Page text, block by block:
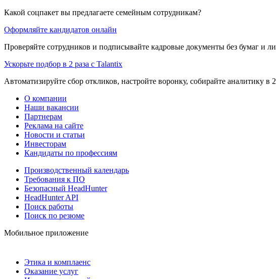
Какой соцпакет вы предлагаете семейным сотрудникам?
Оформляйте кандидатов онлайн
Проверяйте сотрудников и подписывайте кадровые документы без бумаг и
Ускорьте подбор в 2 раза с Talantix
Автоматизируйте сбор откликов, настройте воронку, собирайте аналитику в
О компании
Наши вакансии
Партнерам
Реклама на сайте
Новости и статьи
Инвесторам
Кандидаты по профессиям
Производственный календарь
Требования к ПО
Безопасный HeadHunter
HeadHunter API
Поиск работы
Поиск по резюме
Мобильное приложение
Этика и комплаенс
Оказание услуг